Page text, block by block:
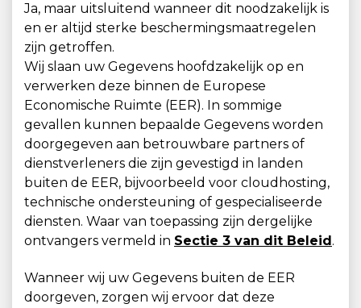
Ja, maar uitsluitend wanneer dit noodzakelijk is
en er altijd sterke beschermingsmaatregelen
zijn getroffen.
Wij slaan uw Gegevens hoofdzakelijk op en
verwerken deze binnen de Europese
Economische Ruimte (EER). In sommige
gevallen kunnen bepaalde Gegevens worden
doorgegeven aan betrouwbare partners of
dienstverleners die zijn gevestigd in landen
buiten de EER, bijvoorbeeld voor cloudhosting,
technische ondersteuning of gespecialiseerde
diensten. Waar van toepassing zijn dergelijke
ontvangers vermeld in Sectie 3 van dit Beleid.
Wanneer wij uw Gegevens buiten de EER
doorgeven, zorgen wij ervoor dat deze